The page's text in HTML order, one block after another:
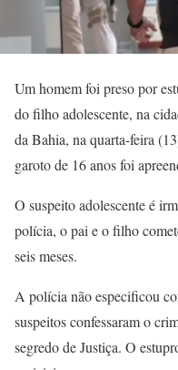
Um homem foi preso por
do filho adolescente, na
da Bahia, na quarta-feira
garoto de 16 anos foi
O suspeito adolescente é
polícia, o pai e o filho
seis meses.
A polícia não especificou
suspeitos confessaram o
segredo de Justiça. O